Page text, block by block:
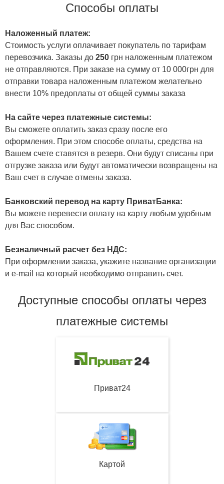
Способы оплаты
Наложенный платеж:
Стоимость услуги оплачивает покупатель по тарифам
перевозчика. Заказы до 250 грн наложенным платежом
не отправляются. При заказе на сумму от 10 000грн для
отправки товара наложенным платежом желательно
внести 10% предоплаты от общей суммы заказа
На сайте через платежные системы:
Вы сможете оплатить заказ сразу после его
оформления. При этом способе оплаты, средства на
Вашем счете ставятся в резерв. Они будут списаны при
отгрузке заказа или будут автоматически возвращены на
Ваш счет в случае отмены заказа.
Банковский перевод на карту ПриватБанка:
Вы можете перевести оплату на карту любым удобным
для Вас способом.
Безналичный расчет без НДС:
При оформлении заказа, укажите название организации
и e-mail на который необходимо отправить счет.
Доступные способы оплаты через
платежные системы
Приват24
Картой